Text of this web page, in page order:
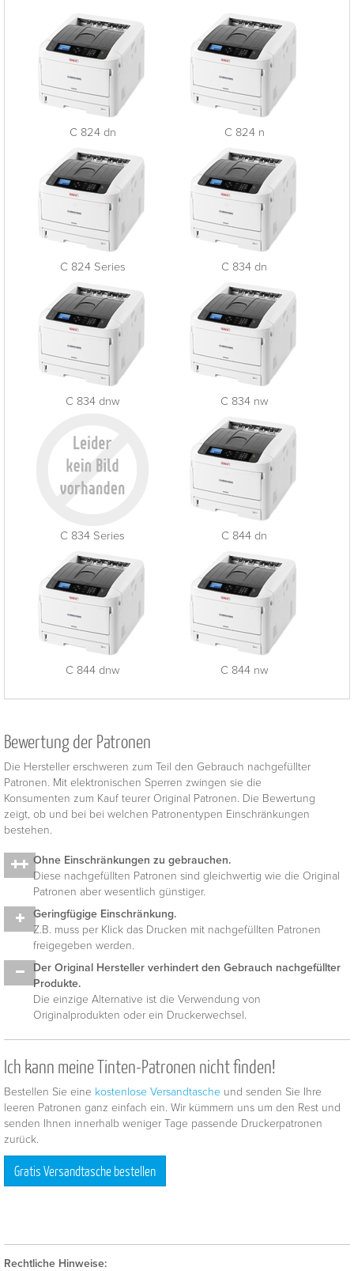
C 824 dn C 824 n
C 824 Series C 834 dn
C 834 dnw C 834 nw
C 834 Series C 844 dn
C 844 dnw C 844 nw
Bewertung der Patronen
Die Hersteller erschweren zum Teil den Gebrauch nachgefüllter
Patronen. Mit elektronischen Sperren zwingen sie die
Konsumenten zum Kauf teurer Original Patronen. Die Bewertung
zeigt, ob und bei bei welchen Patronentypen Einschränkungen
bestehen.
Ohne Einschränkungen zu gebrauchen.
Diese nachgefüllten Patronen sind gleichwertig wie die Original
Patronen aber wesentlich günstiger.
Geringfügige Einschränkung.
Z.B. muss per Klick das Drucken mit nachgefüllten Patronen
freigegeben werden.
Der Original Hersteller verhindert den Gebrauch nachgefüllter
Produkte.
Die einzige Alternative ist die Verwendung von
Originalprodukten oder ein Druckerwechsel.
Ich kann meine Tinten-Patronen nicht finden!
Bestellen Sie eine kostenlose Versandtasche und senden Sie Ihre
leeren Patronen ganz einfach ein. Wir kümmern uns um den Rest und
senden Ihnen innerhalb weniger Tage passende Druckerpatronen
zurück.
Gratis Versandtasche bestellen
Rechtliche Hinweise: